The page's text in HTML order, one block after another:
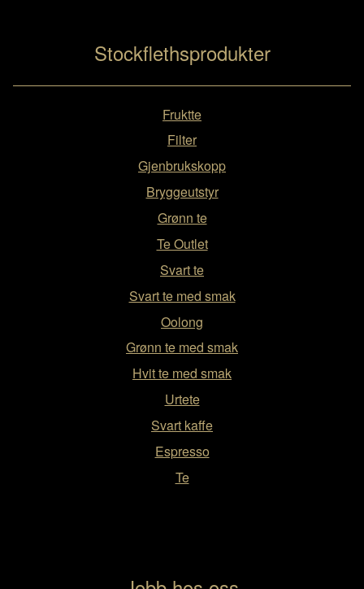
Stockflethsprodukter
Fruktte
Filter
Gjenbrukskopp
Bryggeutstyr
Grønn te
Te Outlet
Svart te
Svart te med smak
Oolong
Grønn te med smak
Hvit te med smak
Urtete
Svart kaffe
Espresso
Te